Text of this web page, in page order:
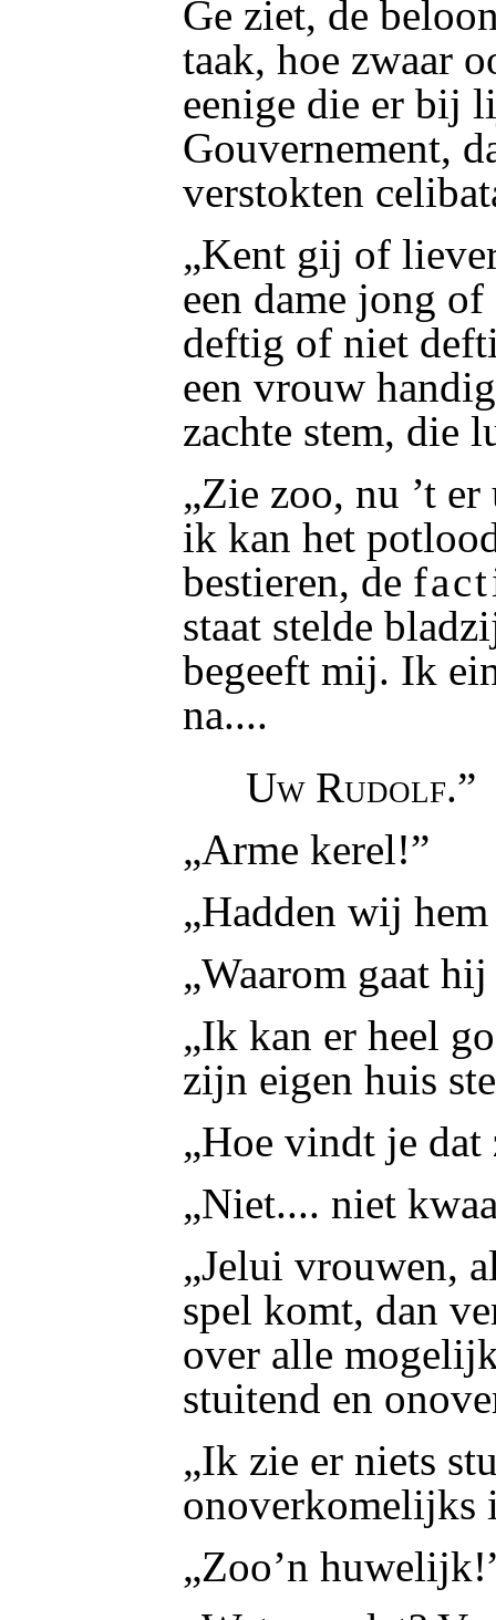
Ge ziet, de
taak, hoe zwaar
eenige die er bij
Gouvernement,
verstokten
„Kent gij of
een dame jong
deftig of niet
een vrouw
zachte stem, die
„Zie zoo, nu ’t
ik kan het
bestieren, de
staat stelde
begeeft mij. Ik
na....
Uw Rudolf.”
„Arme kerel!”
„Hadden wij
„Waarom gaat
„Ik kan er heel
zijn eigen huis
„Hoe vindt je
„Niet.... niet
„Jelui vrouwen,
spel komt, dan
over alle
stuitend en
„Ik zie er niets
onoverkomelijks
„Zoo’n